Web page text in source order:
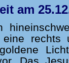
am